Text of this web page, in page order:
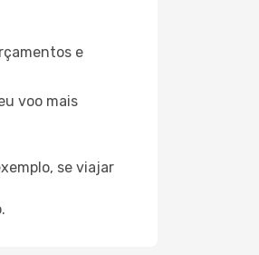
e
voo mais
se viajar